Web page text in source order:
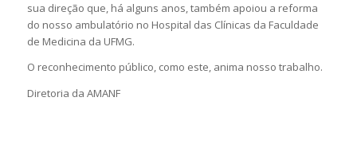
sua direção que, há alguns anos, também apoiou a reforma
do nosso ambulatório no Hospital das Clínicas da Faculdade
de Medicina da UFMG.
O reconhecimento público, como este, anima nosso trabalho.
Diretoria da AMANF